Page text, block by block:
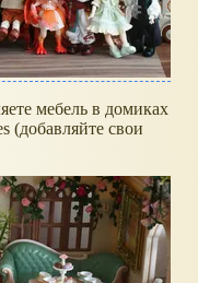
мебель в домиках
(добавляйте свои